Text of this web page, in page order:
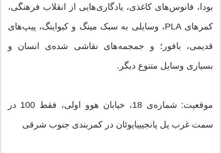
بودا، فانوس‌های کاغذی، یادگاری‌هایی از انقلاب فرهنگی،
کمرهای PLA، وسایلی به سبک مینگ و کیواینگ، پیپ‌های
قدیمی، بافور؛ و جمجمه‌های نقاشی شده‌ی انسان و
بسیاری وسایل متنوع دیگر.
موقعیت: شماره‌ی 18، خیابان هوو اولی، فقط 100 در
سمت غرب پل پانجیییایوئان در کمربندی جنوب شرقی